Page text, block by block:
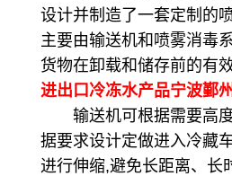
设计并制造了一套定制的
主要由输送机和喷雾消毒
货物在卸载和储存前的有效
进出口冷冻水产品宁波鄞
输送机可根据需要高度
据要求设计定做进入冷藏
进行伸缩,避免长距离、长